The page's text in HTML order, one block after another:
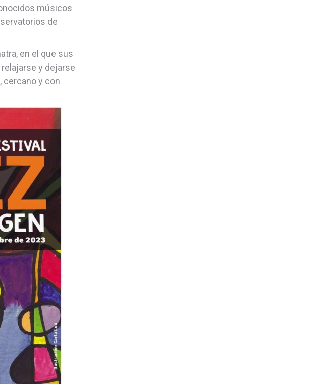
músicos
de
en el que sus
y dejarse
cercano y con